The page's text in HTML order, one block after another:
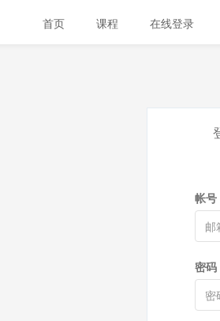
首页 课程 在线登录
帐号
密码